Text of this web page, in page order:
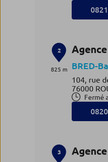
2
825 m BRED-
104, rue
76000
Fermé
3 Agence